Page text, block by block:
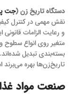
دستگاه‌ تاریخ‌ زن (جت
نقش مهمی در کنترل
و رعایت الزامات
متغیر روی انواع سطوح
بسته‌بندی تبدیل
تاریخ‌زن‌ها بهره می‌برند
صنعت مواد